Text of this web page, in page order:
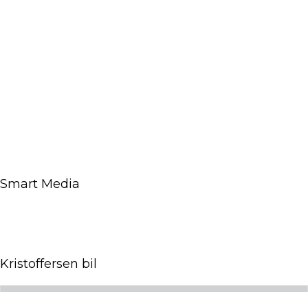
Smart Media
Kristoffersen bil